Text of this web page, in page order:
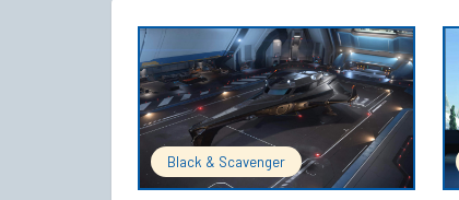
Black & Scavenger
IN DEN WARENKORB